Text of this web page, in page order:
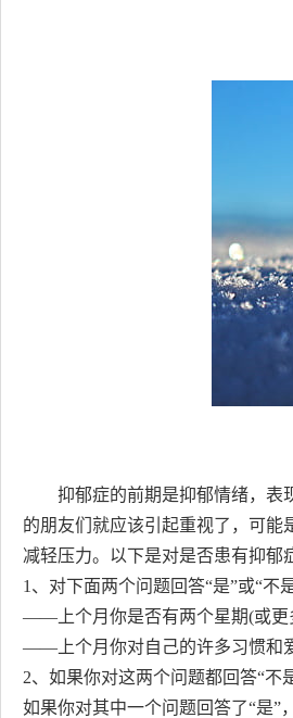
抑郁症的前期是抑郁情绪，表
的朋友们就应该引起重视了，可
减轻压力。以下是对是否患有抑郁
1、对下面两个问题回答“是”或“不是
——上个月你是否有两个星期(或更
——上个月你对自己的许多习惯和
2、如果你对这两个问题都回答“
如果你对其中一个问题回答了“是”